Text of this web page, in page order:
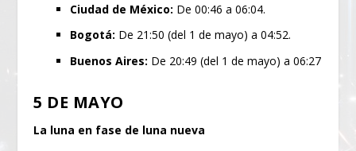
Ciudad de México: De 00:46 a 06:04.
Bogotá: De 21:50 (del 1 de mayo) a 04:52.
Buenos Aires: De 20:49 (del 1 de mayo) a 06:27
5 DE MAYO
La luna en fase de luna nueva